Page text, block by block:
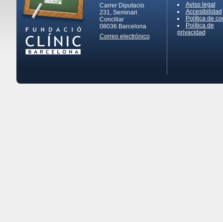
Carrer Diputacio
231, Seminari
Conciliar
08036 Barcelona
Correo electrónico
Aviso legal
Accesibilidad
Política de
Política de
privacidad